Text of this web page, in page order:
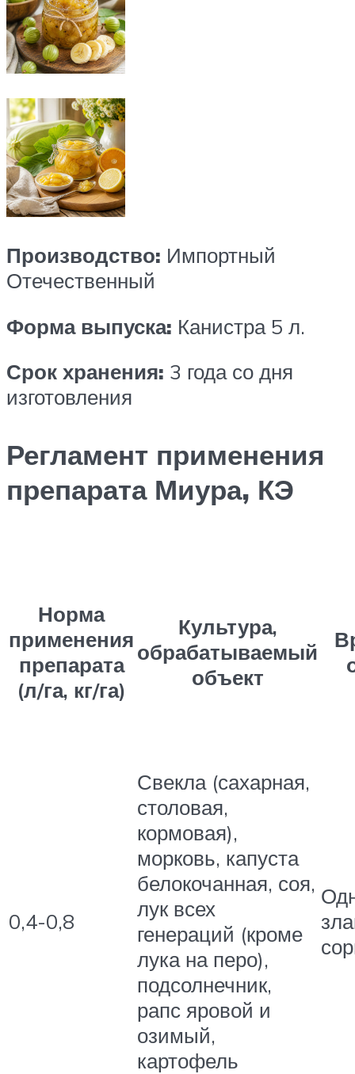
Производство: Импортный
Отечественный
Форма выпуска: Канистра 5 л.
Срок хранения: 3 года со дня
изготовления
Регламент применения
препарата Миура, КЭ
Норма
применения
препарата
(л/га, кг/га)
Культура,
обрабатываемый
объект
0,4-0,8
Свекла (сахарная,
столовая,
кормовая),
морковь, капуста
белокочанная, соя,
лук всех
генераций (кроме
лука на перо),
подсолнечник,
рапс яровой и
озимый,
картофель